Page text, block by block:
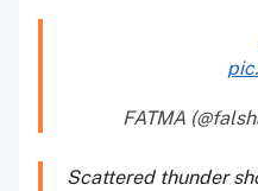
Scattered thunder